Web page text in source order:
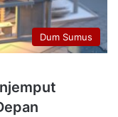
Dum Sumus